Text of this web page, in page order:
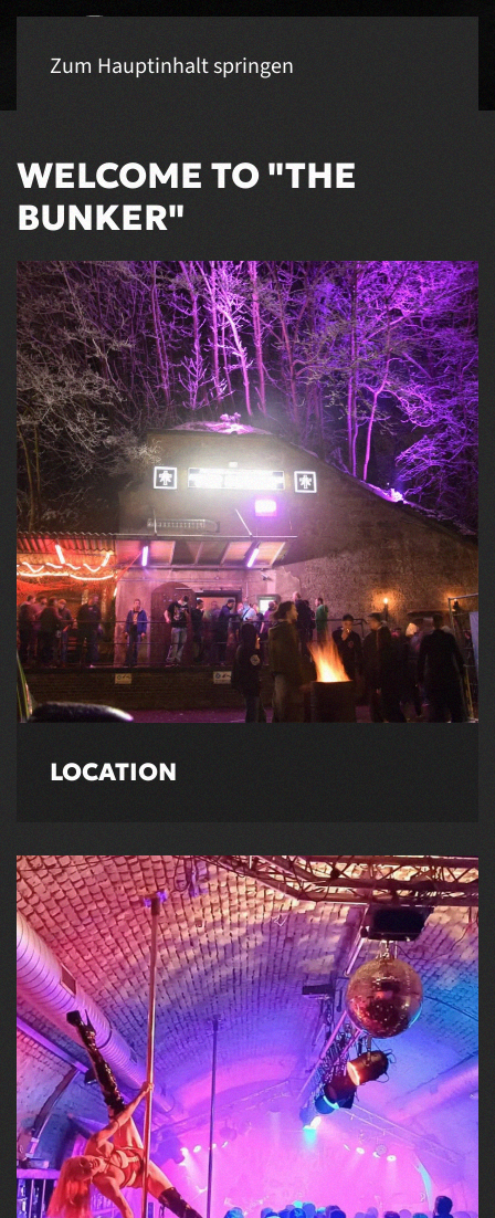
Zum Hauptinhalt springen
WELCOME TO "THE
BUNKER"
LOCATION